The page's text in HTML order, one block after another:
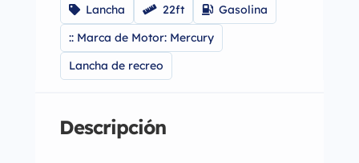
Lancha
22ft
Gasolina
:: Marca de Motor: Mercury
Lancha de recreo
Descripción